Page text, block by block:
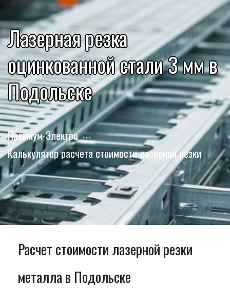
Лазерная резка
оцинкованной стали 3 мм в
Подольске
Премиум-Электро
Калькулятор расчета стоимости лазерной резки
Расчет стоимости лазерной резки
металла в Подольске